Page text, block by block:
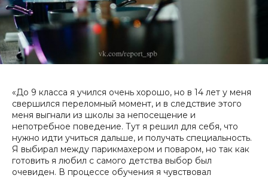
«До 9 класса я учился очень хорошо, но в 14 лет у меня
свершился переломный момент, и в следствие этого
меня выгнали из школы за непосещение и
непотребное поведение. Тут я решил для себя, что
нужно идти учиться дальше, и получать специальность.
Я выбирал между парикмахером и поваром, но так как
готовить я любил с самого детства выбор был
очевиден. В процессе обучения я чувствовал